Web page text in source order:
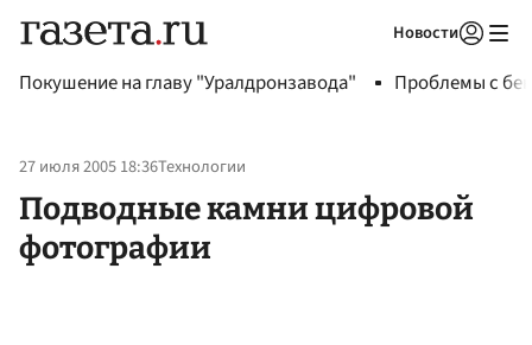
Новости
Покушение на главу "Уралдронзавода" Проблемы с
27 июля 2005 18:36Технологии
Подводные камни цифровой
фотографии